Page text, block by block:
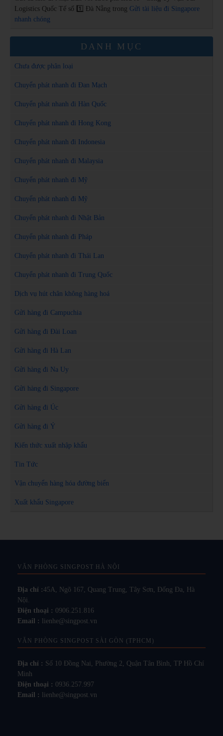
Logistics Quốc Tế số 1️⃣ Đà Nẵng trong Gửi tài liệu đi Singapore
nhanh chóng
DANH MỤC
Chưa được phân loại
Chuyển phát nhanh đi Đan Mạch
Chuyển phát nhanh đi Hàn Quốc
Chuyển phát nhanh đi Hong Kong
Chuyển phát nhanh đi Indonesia
Chuyển phát nhanh đi Malaysia
Chuyển phát nhanh đi Mỹ
Chuyển phát nhanh đi Mỹ
Chuyển phát nhanh đi Nhật Bản
Chuyển phát nhanh đi Pháp
Chuyển phát nhanh đi Thái Lan
Chuyển phát nhanh đi Trung Quốc
Dịch vụ hút chân không hàng hoá
Gửi hàng đi Campuchia
Gửi hàng đi Đài Loan
Gửi hàng đi Hà Lan
Gửi hàng đi Na Uy
Gửi hàng đi Singapore
Gửi hàng đi Úc
Gửi hàng đi Ý
Kiến thức xuất nhập khẩu
Tin Tức
Vận chuyển hàng hóa đường biển
Xuất khẩu Singapore
VĂN PHÒNG SINGPOST HÀ NỘI
Địa chỉ :45A, Ngõ 167, Quang Trung, Tây Sơn, Đống Đa, Hà
Nội.
Điện thoại : 0906.251.816
Email : lienhe@singpost.vn
VĂN PHÒNG SINGPOST SÀI GÒN (TPHCM)
Địa chỉ : Số 10 Đồng Nai, Phường 2, Quận Tân Bình, TP Hồ Chí
Minh
Điện thoại : 0936.257.997
Email : lienhe@singpost.vn